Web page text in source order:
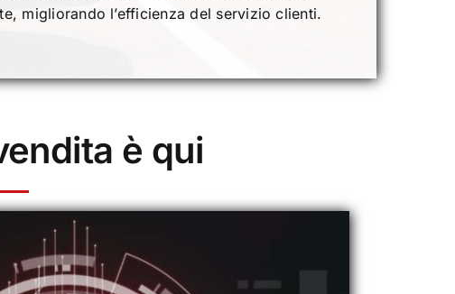
migliorando l’efficienza del servizio clienti.
è qui